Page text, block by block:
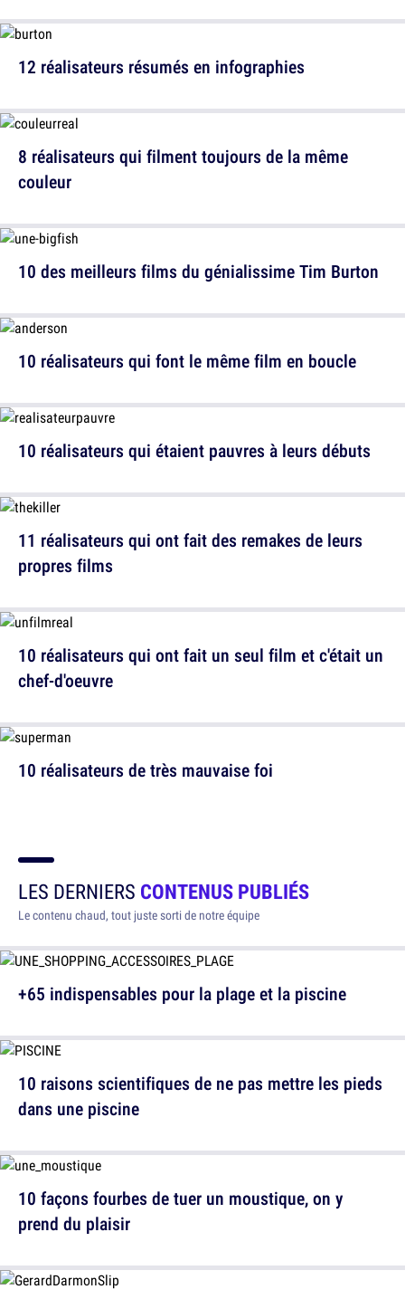
8 réalisateurs qui filment toujours de la même
couleur
10 réalisateurs qui font le même film en boucle
11 réalisateurs qui ont fait des remakes de leurs
propres films
10 réalisateurs de très mauvaise foi
12 réalisateurs résumés en infographies
10 des meilleurs films du génialissime Tim Burton
10 réalisateurs qui étaient pauvres à leurs débuts
10 réalisateurs qui ont fait un seul film et c'était un
chef-d'oeuvre
LES DERNIERS CONTENUS PUBLIÉS
Le contenu chaud, tout juste sorti de notre équipe
+65 indispensables pour la plage et la piscine
10 façons fourbes de tuer un moustique, on y
prend du plaisir
10 raisons scientifiques de ne pas mettre les pieds
dans une piscine